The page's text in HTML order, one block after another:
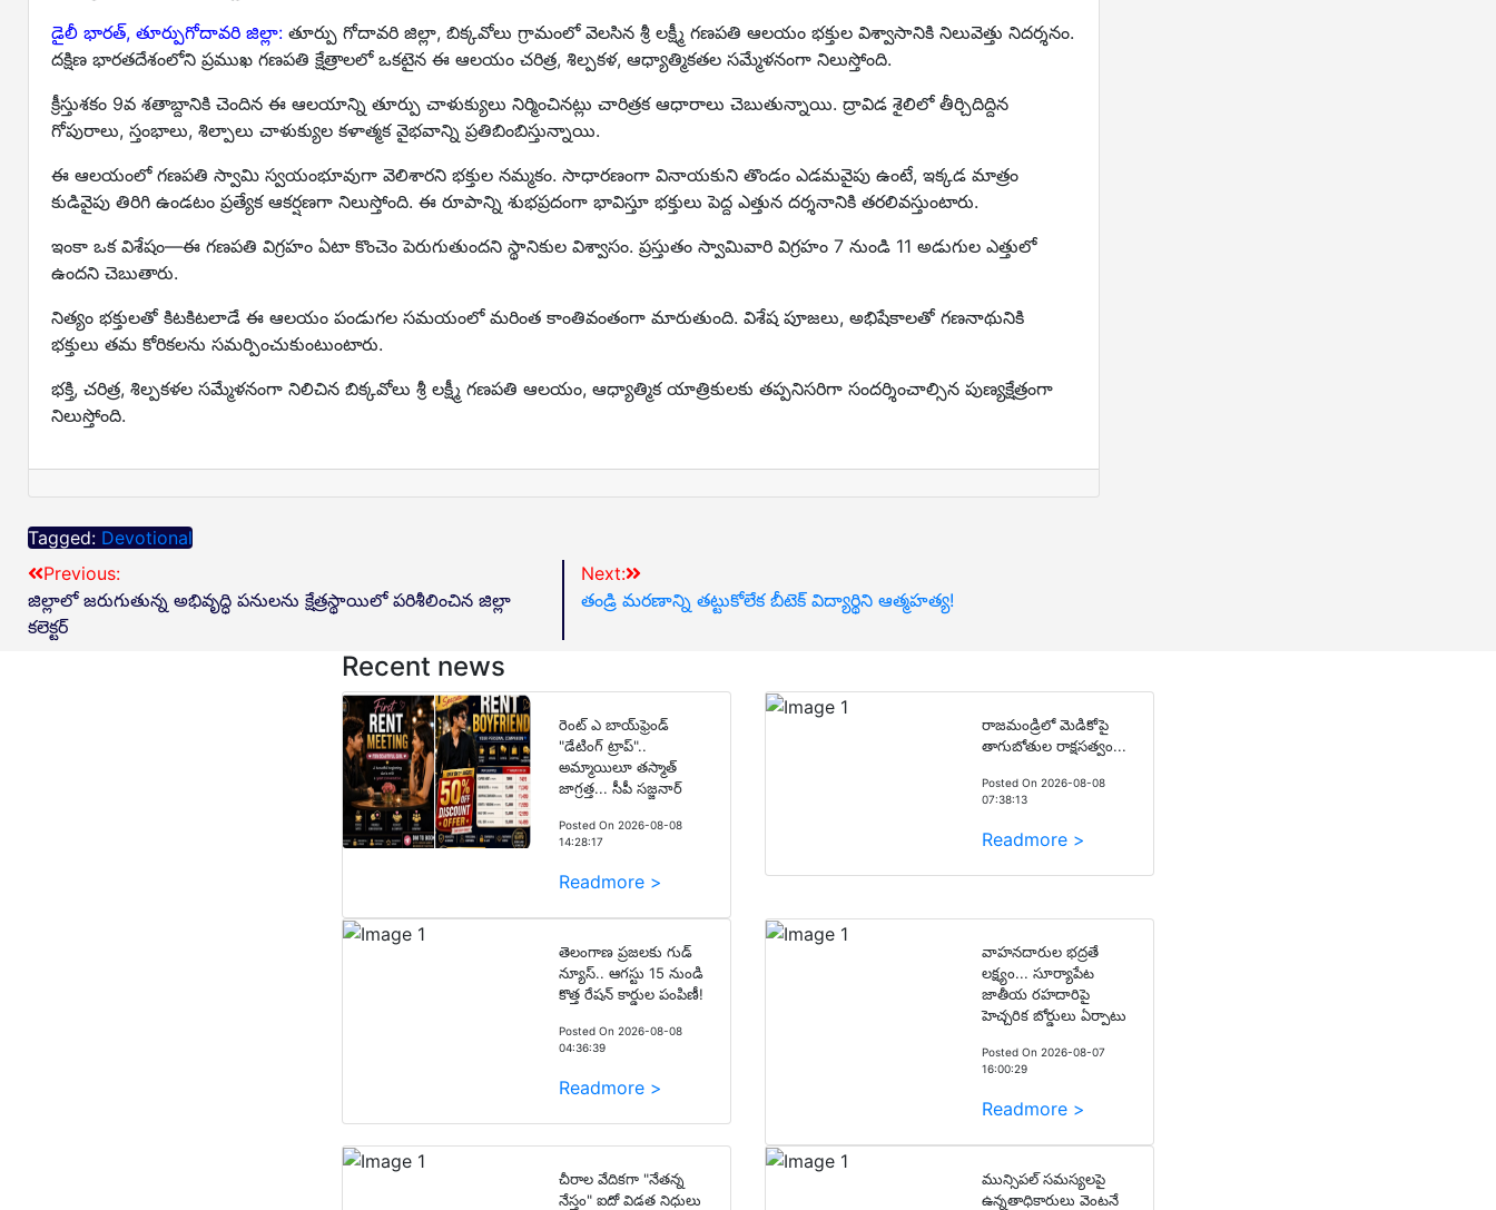
డైలీ భారత్, తూర్పుగోదావరి జిల్లా: తూర్పు గోదావరి జిల్లా, బిక్కవోలు గ్రామంలో వెలసిన శ్రీ లక్ష్మీ గణపతి ఆలయం భక్తుల విశ్వాసానికి నిలువెత్తు నిదర్శనం.
దక్షిణ భారతదేశంలోని ప్రముఖ గణపతి క్షేత్రాలలో ఒకటైన ఈ ఆలయం చరిత్ర, శిల్పకళ, ఆధ్యాత్మికతల సమ్మేళనంగా నిలుస్తోంది.
క్రీస్తుశకం 9వ శతాబ్దానికి చెందిన ఈ ఆలయాన్ని తూర్పు చాళుక్యులు నిర్మించినట్లు చారిత్రక ఆధారాలు చెబుతున్నాయి. ద్రావిడ శైలిలో తీర్చిదిద్దిన
గోపురాలు, స్తంభాలు, శిల్పాలు చాళుక్యుల కళాత్మక వైభవాన్ని ప్రతిబింబిస్తున్నాయి.
ఈ ఆలయంలో గణపతి స్వామి స్వయంభూవుగా వెలిశారని భక్తుల నమ్మకం. సాధారణంగా వినాయకుని తొండం ఎడమవైపు ఉంటే, ఇక్కడ మాత్రం
కుడివైపు తిరిగి ఉండటం ప్రత్యేక ఆకర్షణగా నిలుస్తోంది. ఈ రూపాన్ని శుభప్రదంగా భావిస్తూ భక్తులు పెద్ద ఎత్తున దర్శనానికి తరలివస్తుంటారు.
ఇంకా ఒక విశేషం—ఈ గణపతి విగ్రహం ఏటా కొంచెం పెరుగుతుందని స్థానికుల విశ్వాసం. ప్రస్తుతం స్వామివారి విగ్రహం 7 నుండి 11 అడుగుల ఎత్తులో
ఉందని చెబుతారు.
నిత్యం భక్తులతో కిటకిటలాడే ఈ ఆలయం పండుగల సమయంలో మరింత కాంతివంతంగా మారుతుంది. విశేష పూజలు, అభిషేకాలతో గణనాథునికి
భక్తులు తమ కోరికలను సమర్పించుకుంటుంటారు.
భక్తి, చరిత్ర, శిల్పకళల సమ్మేళనంగా నిలిచిన బిక్కవోలు శ్రీ లక్ష్మీ గణపతి ఆలయం, ఆధ్యాత్మిక యాత్రికులకు తప్పనిసరిగా సందర్శించాల్సిన పుణ్యక్షేత్రంగా
నిలుస్తోంది.
Tagged: Devotional
Previous:
జిల్లాలో జరుగుతున్న అభివృద్ధి పనులను క్షేత్రస్థాయిలో పరిశీలించిన జిల్లా
కలెక్టర్
Next:
తండ్రి మరణాన్ని తట్టుకోలేక బీటెక్ విద్యార్థిని ఆత్మహత్య!
Recent news
రెంట్ ఎ బాయ్‌ఫ్రెండ్
"డేటింగ్ ట్రాప్"..
అమ్మాయిలూ తస్మాత్
జాగ్రత్త... సీపీ సజ్జనార్
Posted On 2026-08-08
14:28:17
Readmore >
రాజమండ్రిలో మెడికోపై
తాగుబోతుల రాక్షసత్వం...
Posted On 2026-08-08
07:38:13
Readmore >
తెలంగాణ ప్రజలకు గుడ్
న్యూస్.. ఆగస్టు 15 నుండి
కొత్త రేషన్ కార్డుల పంపిణీ!
Posted On 2026-08-08
04:36:39
Readmore >
వాహనదారుల భద్రతే
లక్ష్యం... సూర్యాపేట
జాతీయ రహదారిపై
హెచ్చరిక బోర్డులు ఏర్పాటు
Posted On 2026-08-07
16:00:29
Readmore >
చీరాల వేదికగా "నేతన్న
నేస్తం" ఐదో విడత నిధులు
మున్సిపల్ సమస్యలపై
ఉన్నతాధికారులు వెంటనే